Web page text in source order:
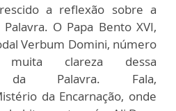
a reflexão sobre a
O Papa Bento XVI,
Verbum Domini, número
clareza dessa
da Palavra. Fala,
da Encarnação, onde